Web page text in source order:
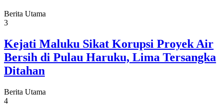
Berita Utama
3
Kejati Maluku Sikat Korupsi Proyek Air
Bersih di Pulau Haruku, Lima Tersangka
Ditahan
Berita Utama
4